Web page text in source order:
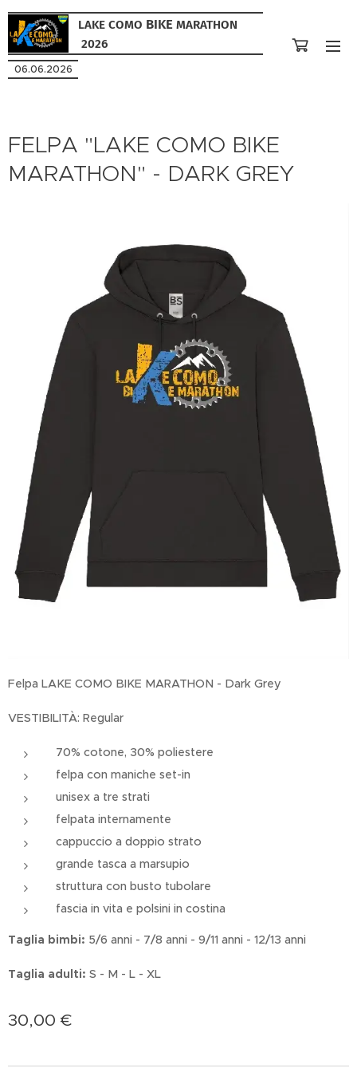
LAKE COMO BIKE MARATHON
2026
06.06.2026
FELPA "LAKE COMO BIKE
MARATHON" - DARK GREY
Felpa LAKE COMO BIKE MARATHON - Dark Grey
VESTIBILITÀ: Regular
70% cotone, 30% poliestere
felpa con maniche set-in
unisex a tre strati
felpata internamente
cappuccio a doppio strato
grande tasca a marsupio
struttura con busto tubolare
fascia in vita e polsini in costina
Taglia bimbi: 5/6 anni - 7/8 anni - 9/11 anni - 12/13 anni
Taglia adulti: S - M - L - XL
30,00 €